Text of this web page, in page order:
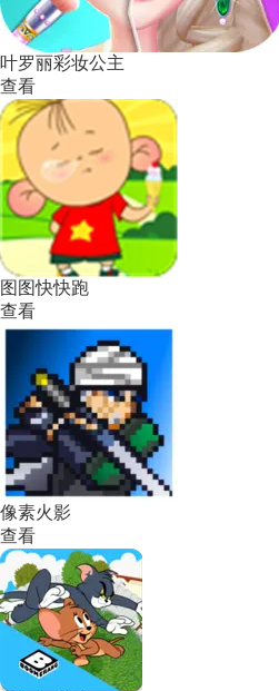
叶罗丽彩妆公主
查看
图图快快跑
查看
像素火影
查看